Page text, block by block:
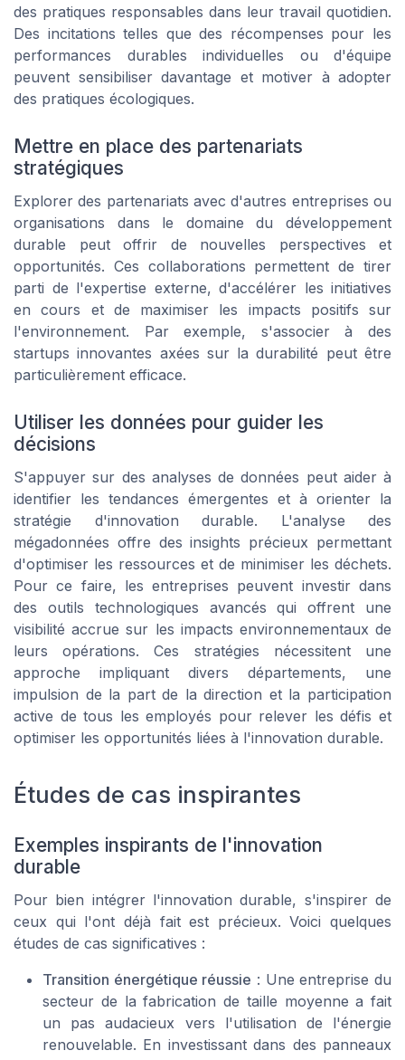
des pratiques responsables dans leur travail quotidien.
Des incitations telles que des récompenses pour les
performances durables individuelles ou d'équipe
peuvent sensibiliser davantage et motiver à adopter
des pratiques écologiques.
Mettre en place des partenariats
stratégiques
Explorer des partenariats avec d'autres entreprises ou
organisations dans le domaine du développement
durable peut offrir de nouvelles perspectives et
opportunités. Ces collaborations permettent de tirer
parti de l'expertise externe, d'accélérer les initiatives
en cours et de maximiser les impacts positifs sur
l'environnement. Par exemple, s'associer à des
startups innovantes axées sur la durabilité peut être
particulièrement efficace.
Utiliser les données pour guider les
décisions
S'appuyer sur des analyses de données peut aider à
identifier les tendances émergentes et à orienter la
stratégie d'innovation durable. L'analyse des
mégadonnées offre des insights précieux permettant
d'optimiser les ressources et de minimiser les déchets.
Pour ce faire, les entreprises peuvent investir dans
des outils technologiques avancés qui offrent une
visibilité accrue sur les impacts environnementaux de
leurs opérations. Ces stratégies nécessitent une
approche impliquant divers départements, une
impulsion de la part de la direction et la participation
active de tous les employés pour relever les défis et
optimiser les opportunités liées à l'innovation durable.
Études de cas inspirantes
Exemples inspirants de l'innovation
durable
Pour bien intégrer l'innovation durable, s'inspirer de
ceux qui l'ont déjà fait est précieux. Voici quelques
études de cas significatives :
Transition énergétique réussie : Une entreprise du
secteur de la fabrication de taille moyenne a fait
un pas audacieux vers l'utilisation de l'énergie
renouvelable. En investissant dans des panneaux